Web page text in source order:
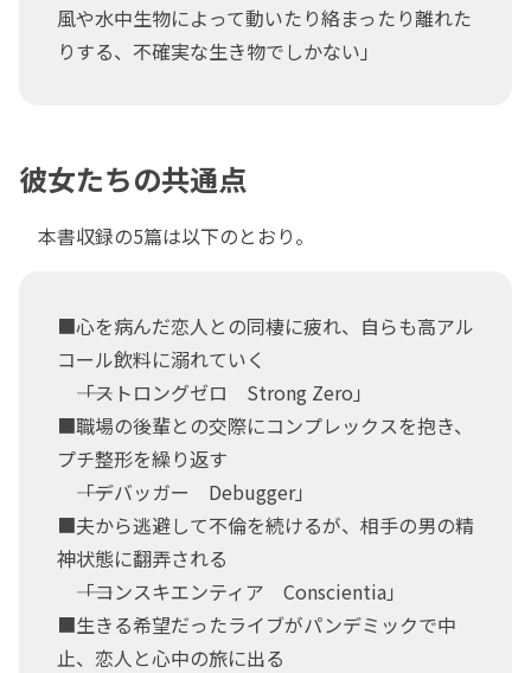
風や水中生物によって動いたり絡まったり離れた
りする、不確実な生き物でしかない」
彼女たちの共通点
本書収録の5篇は以下のとおり。
■心を病んだ恋人との同棲に疲れ、自らも高アル
コール飲料に溺れていく
――「ストロングゼロ Strong Zero」
■職場の後輩との交際にコンプレックスを抱き、
プチ整形を繰り返す
――「デバッガー Debugger」
■夫から逃避して不倫を続けるが、相手の男の精
神状態に翻弄される
――「コンスキエンティア Conscientia」
■生きる希望だったライブがパンデミックで中
止、恋人と心中の旅に出る